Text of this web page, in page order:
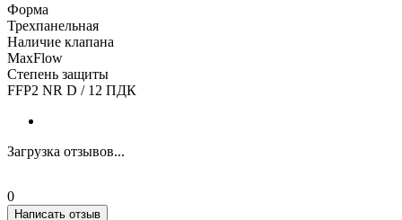
Форма
Трехпанельная
Наличие клапана
MaxFlow
Степень защиты
FFP2 NR D / 12 ПДК
Загрузка отзывов...
0
Написать отзыв